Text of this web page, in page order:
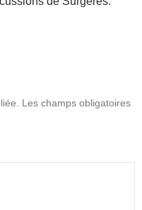
Les champs obligatoires